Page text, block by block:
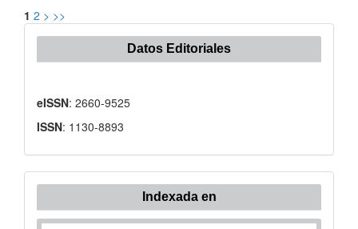
1 2 > >>
Datos Editoriales
eISSN: 2660-9525
ISSN: 1130-8893
Indexada en